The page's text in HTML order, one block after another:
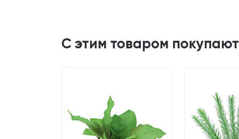
С этим товаром покупают